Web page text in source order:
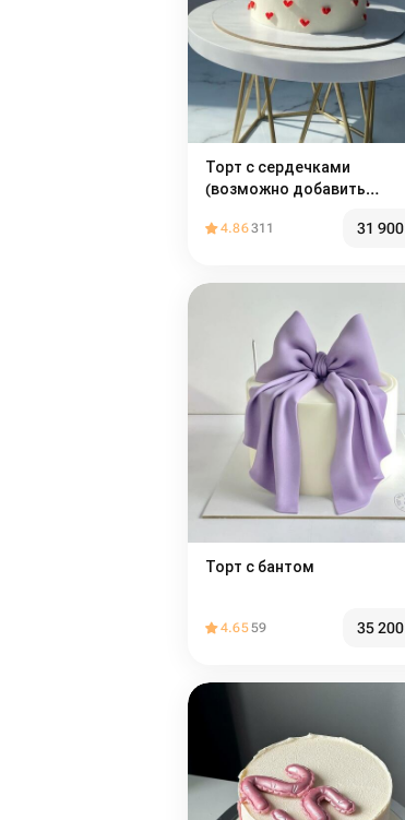
Торт с сердечками
(возможно добавить
4.86311 31 900
Торт с бантом
4.6559 35 200